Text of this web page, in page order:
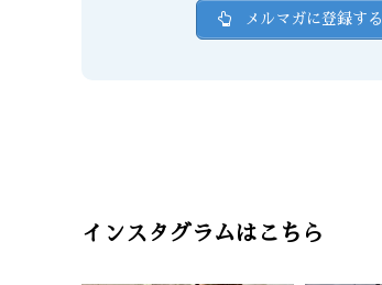
メルマガに登録する
インスタグラムはこちら